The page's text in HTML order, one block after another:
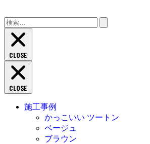
検
索:
CLOSE
CLOSE
施工事例
かっこいい ツートン
ベージュ
ブラウン